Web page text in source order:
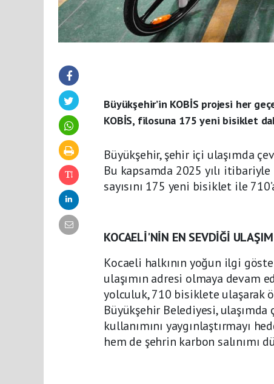
Büyükşehir’in KOBİS projesi her
KOBİS, filosuna 175 yeni bisiklet
Büyükşehir, şehir içi ulaşımda
Bu kapsamda 2025 yılı
sayısını 175 yeni bisiklet ile
KOCAELİ'NİN EN SEVDİĞİ
Kocaeli halkının yoğun ilgi
ulaşımın adresi olmaya devam
yolculuk, 710 bisiklete ulaşarak
Büyükşehir Belediyesi,
kullanımını yaygınlaştırmayı
hem de şehrin karbon salınımı